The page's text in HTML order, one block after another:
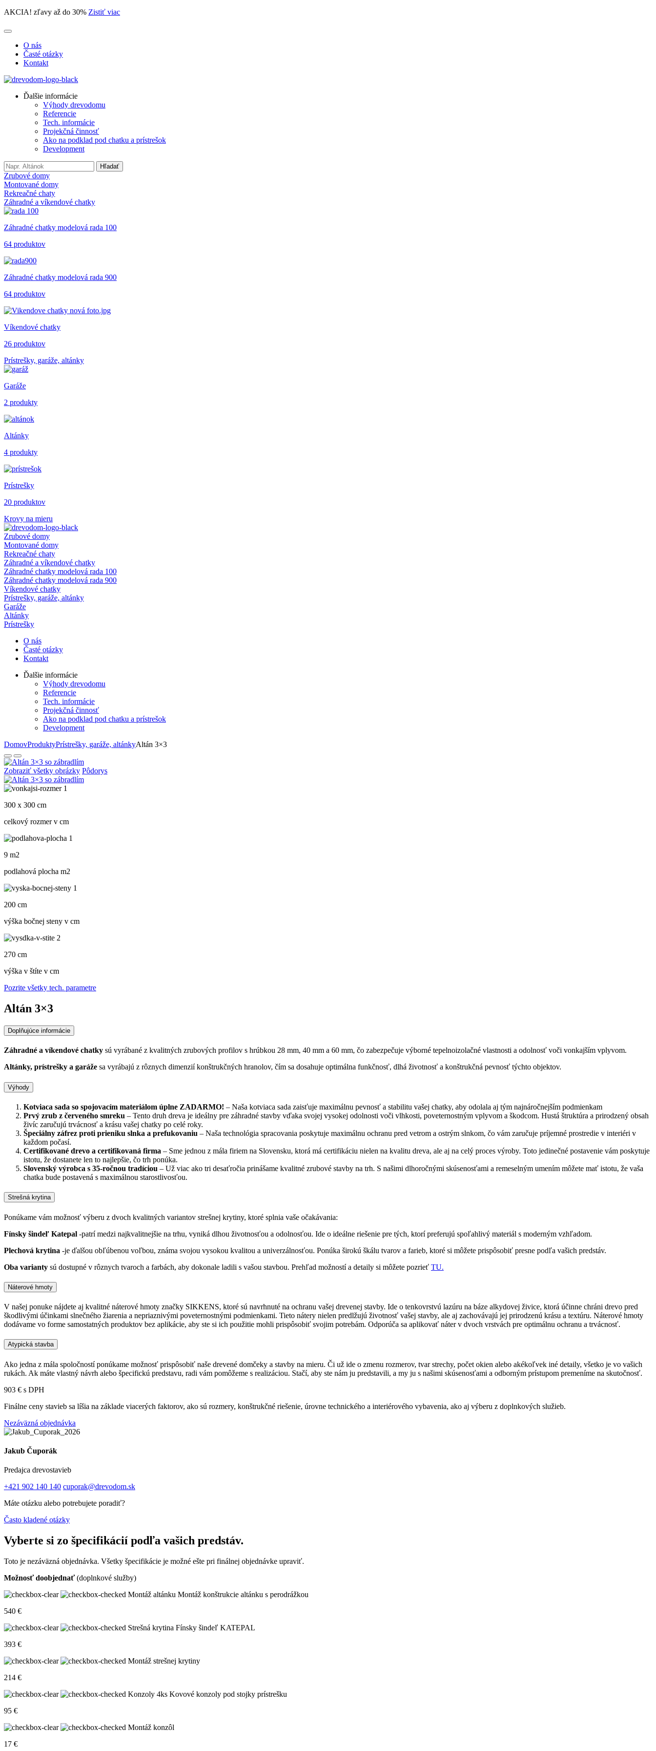
AKCIA! zľavy až do 30% Zistiť viac
O nás
Časté otázky
Kontakt
Ďalšie informácie
Výhody drevodomu
Referencie
Tech. informácie
Projekčná činnosť
Ako na podklad pod chatku a prístrešok
Development
Search
for:
Hľadať
Zrubové domy
Montované domy
Rekreačné chaty
Záhradné a víkendové chatky
Záhradné chatky modelová rada 100
64 produktov
Záhradné chatky modelová rada 900
64 produktov
Víkendové chatky
26 produktov
Prístrešky, garáže, altánky
Garáže
2 produkty
Altánky
4 produkty
Prístrešky
20 produktov
Krovy na mieru
Zrubové domy
Montované domy
Rekreačné chaty
Záhradné a víkendové chatky
Záhradné chatky modelová rada 100
Záhradné chatky modelová rada 900
Víkendové chatky
Prístrešky, garáže, altánky
Garáže
Altánky
Prístrešky
O nás
Časté otázky
Kontakt
Ďalšie informácie
Výhody drevodomu
Referencie
Tech. informácie
Projekčná činnosť
Ako na podklad pod chatku a prístrešok
Development
DomovProduktyPrístrešky, garáže, altánkyAltán 3×3
Zobraziť všetky obrázky Pôdorys
300 x 300 cm
celkový rozmer v cm
9 m2
podlahová plocha m2
200 cm
výška bočnej steny v cm
270 cm
výška v štíte v cm
Pozrite všetky tech. parametre
Altán 3×3
Doplňujúce informácie
Záhradné a víkendové chatky sú vyrábané z kvalitných zrubových profilov s hrúbkou 28 mm, 40 mm a 60 mm, čo zabezpečuje výborné tepelnoizolačné vlastnosti a odolnosť voči vonkajším vplyvom.
Altánky, prístrešky a garáže sa vyrábajú z rôznych dimenzií konštrukčných hranolov, čím sa dosahuje optimálna funkčnosť, dlhá životnosť a konštrukčná pevnosť týchto objektov.
Výhody
Kotviaca sada so spojovacím materiálom úplne ZADARMO! – Naša kotviaca sada zaisťuje maximálnu pevnosť a stabilitu vašej chatky, aby odolala aj tým najnáročnejším podmienkam
Prvý zrub z červeného smreku – Tento druh dreva je ideálny pre záhradné stavby vďaka svojej vysokej odolnosti voči vlhkosti, poveternostným vplyvom a škodcom. Hustá štruktúra a prirodzený obsah
živíc zaručujú trvácnosť a krásu vašej chatky po celé roky.
Špeciálny záfrez proti prieniku slnka a prefukovaniu – Naša technológia spracovania poskytuje maximálnu ochranu pred vetrom a ostrým slnkom, čo vám zaručuje príjemné prostredie v interiéri v
každom počasí.
Certifikované drevo a certifikovaná firma – Sme jednou z mála firiem na Slovensku, ktorá má certifikáciu nielen na kvalitu dreva, ale aj na celý proces výroby. Toto jedinečné postavenie vám poskytuje
istotu, že dostanete len to najlepšie, čo trh ponúka.
Slovenský výrobca s 35-ročnou tradíciou – Už viac ako tri desaťročia prinášame kvalitné zrubové stavby na trh. S našimi dlhoročnými skúsenosťami a remeselným umením môžete mať istotu, že vaša
chatka bude postavená s maximálnou starostlivosťou.
Strešná krytina
Ponúkame vám možnosť výberu z dvoch kvalitných variantov strešnej krytiny, ktoré splnia vaše očakávania:
Fínsky šindeľ Katepal -patrí medzi najkvalitnejšie na trhu, vyniká dlhou životnosťou a odolnosťou. Ide o ideálne riešenie pre tých, ktorí preferujú spoľahlivý materiál s moderným vzhľadom.
Plechová krytina -je ďalšou obľúbenou voľbou, známa svojou vysokou kvalitou a univerzálnosťou. Ponúka širokú škálu tvarov a farieb, ktoré si môžete prispôsobiť presne podľa vašich predstáv.
Oba varianty sú dostupné v rôznych tvaroch a farbách, aby dokonale ladili s vašou stavbou. Prehľad možností a detaily si môžete pozrieť TU.
Náterové hmoty
V našej ponuke nájdete aj kvalitné náterové hmoty značky SIKKENS, ktoré sú navrhnuté na ochranu vašej drevenej stavby. Ide o tenkovrstvú lazúru na báze alkydovej živice, ktorá účinne chráni drevo pred
škodlivými účinkami slnečného žiarenia a nepriaznivými poveternostnými podmienkami. Tieto nátery nielen predlžujú životnosť vašej stavby, ale aj zachovávajú jej prirodzenú krásu a textúru. Náterové hmoty
dodávame vo forme samostatných produktov bez aplikácie, aby ste si ich použitie mohli prispôsobiť svojim potrebám. Odporúča sa aplikovať náter v dvoch vrstvách pre optimálnu ochranu a trvácnosť.
Atypická stavba
Ako jedna z mála spoločností ponúkame možnosť prispôsobiť naše drevené domčeky a stavby na mieru. Či už ide o zmenu rozmerov, tvar strechy, počet okien alebo akékoľvek iné detaily, všetko je vo vašich
rukách. Ak máte vlastný návrh alebo špecifickú predstavu, radi vám pomôžeme s realizáciou. Stačí, aby ste nám ju predstavili, a my ju s našimi skúsenosťami a odborným prístupom premeníme na skutočnosť.
903 € s DPH
Finálne ceny stavieb sa líšia na základe viacerých faktorov, ako sú rozmery, konštrukčné riešenie, úrovne technického a interiérového vybavenia, ako aj výberu z doplnkových služieb.
Nezáväzná objednávka
Jakub Čuporák
Predajca drevostavieb
+421 902 140 140 cuporak@drevodom.sk
Máte otázku alebo potrebujete poradiť?
Často kladené otázky
Vyberte si zo špecifikácií podľa vašich predstáv.
Toto je nezáväzná objednávka. Všetky špecifikácie je možné ešte pri finálnej objednávke upraviť.
Možnosť doobjednať(doplnkové služby)
Montáž altánku Montáž konštrukcie altánku s perodrážkou
540 €
Strešná krytina Fínsky šindeľ KATEPAL
393 €
Montáž strešnej krytiny
214 €
Konzoly 4ks Kovové konzoly pod stojky prístrešku
95 €
Montáž konzôl
17 €